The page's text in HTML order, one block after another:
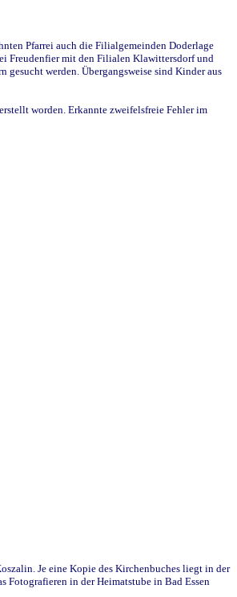
Pfarrei auch die Filialgemeinden Doderlage
Freudenfier mit den Filialen Klawittersdorf und
werden. Übergangsweise sind Kinder aus
worden. Erkannte zweifelsfreie Fehler im
Je eine Kopie des Kirchenbuches liegt in der
Fotografieren in der Heimatstube in Bad Essen